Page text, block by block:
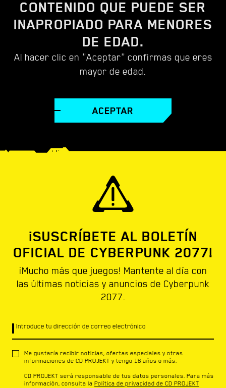
CONTENIDO MULTIMEDIA
CONTENIDO QUE PUEDE SER
INAPROPIADO PARA MENORES
DE EDAD.
Al hacer clic en "Aceptar" confirmas que eres
mayor de edad.
ACEPTAR
CYBERPUNK 2077
FONDOS DE PANTALLA
¡SUSCRÍBETE AL BOLETÍN
OFICIAL DE CYBERPUNK 2077!
¡Mucho más que juegos! Mantente al día con
las últimas noticias y anuncios de Cyberpunk
2077.
Introduce tu dirección de correo electrónico
Me gustaría recibir noticias, ofertas especiales y otras
informaciones de CD PROJEKT y tengo 16 años o más.
CD PROJEKT será responsable de tus datos personales. Para más
información, consulta la Política de privacidad de CD PROJEKT